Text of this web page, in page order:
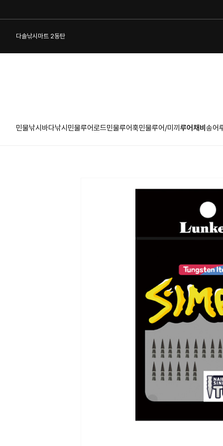
다솔낚시마트 2동탄
민물낚시 바다낚시 민물루어로드민물루어훅민물루어/미끼 루어채비 송어